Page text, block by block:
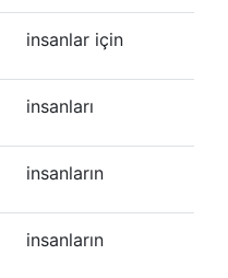
insanlar için
insanları
insanların
insanların